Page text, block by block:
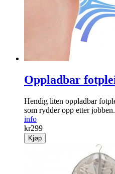
Oppladbar
Hendig liten oppladbar
som rydder opp etter jobben.
info
kr299
Kjøp